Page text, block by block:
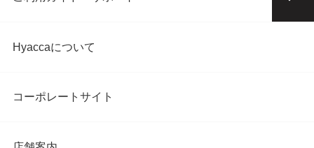
Hyaccaについて
コーポレートサイト